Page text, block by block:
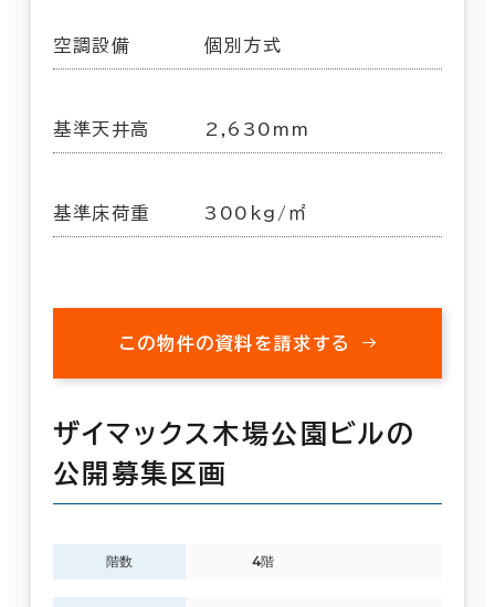
空調設備 個別方式
基準天井高 2,630mm
基準床荷重 300kg/㎡
この物件の資料を請求する
ザイマックス木場公園ビルの
公開募集区画
階数 4階